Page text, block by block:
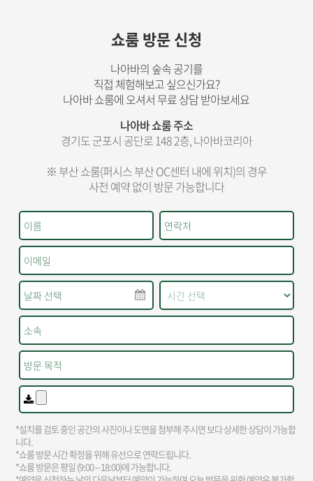
쇼룸 방문 신청
나아바의 숲속 공기를
직접 체험해보고 싶으신가요?
나아바 쇼룸에 오셔서 무료 상담 받아보세요
나아바 쇼룸 주소
경기도 군포시 공단로 148 2층, 나아바코리아
※ 부산 쇼룸(퍼시스 부산 OC센터 내에 위치)의 경우
사전 예약 없이 방문 가능합니다